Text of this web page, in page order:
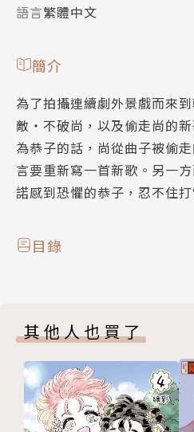
語言繁體中文
簡介
為了拍攝連續劇外景戲而來
敵‧不破尚，以及偷走尚的
為恭子的話，尚從曲子被偷
言要重新寫一首新歌。另一
諾感到恐懼的恭子，忍不住
目錄
其他人也買了